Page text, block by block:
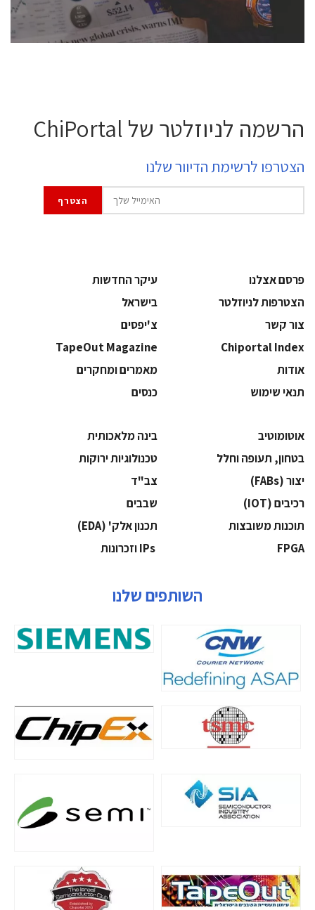
לחץ לפרטים
הרשמה לניוזלטר של ChiPortal
הצטרפו לרשימת הדיוור שלנו
פרסם אצלנו
עיקר החדשות
הצטרפות לניוזלטר
בישראל
צור קשר
צ'יפסים
Chiportal Index
TapeOut Magazine
אודות
מאמרים ומחקרים
תנאי שימוש
כנסים
אוטומוטיב
בינה מלאכותית
בטחון, תעופה וחלל
‫טכנולוגיות ירוקות‬
‫יצור (‪(FABs‬‬
‫צב"ד‬
‫רכיבים‬ (IOT)
‫שבבים‬
‫תוכנות משובצות‬
‫תכנון אלק' (‪(EDA‬‬
‫‪FPGA‬‬
השותפים שלנו